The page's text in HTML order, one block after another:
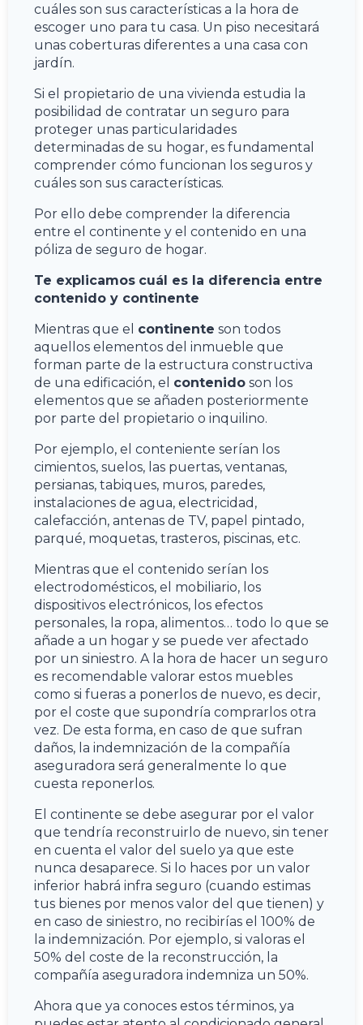
cuáles son sus características a la hora de
escoger uno para tu casa. Un piso necesitará
unas coberturas diferentes a una casa con
jardín.
Si el propietario de una vivienda estudia la
posibilidad de contratar un seguro para
proteger unas particularidades
determinadas de su hogar, es fundamental
comprender cómo funcionan los seguros y
cuáles son sus características.
Por ello debe comprender la diferencia
entre el continente y el contenido en una
póliza de seguro de hogar.
Te explicamos cuál es la diferencia entre
contenido y continente
Mientras que el continente son todos
aquellos elementos del inmueble que
forman parte de la estructura constructiva
de una edificación, el contenido son los
elementos que se añaden posteriormente
por parte del propietario o inquilino.
Por ejemplo, el conteniente serían los
cimientos, suelos, las puertas, ventanas,
persianas, tabiques, muros, paredes,
instalaciones de agua, electricidad,
calefacción, antenas de TV, papel pintado,
parqué, moquetas, trasteros, piscinas, etc.
Mientras que el contenido serían los
electrodomésticos, el mobiliario, los
dispositivos electrónicos, los efectos
personales, la ropa, alimentos… todo lo que se
añade a un hogar y se puede ver afectado
por un siniestro. A la hora de hacer un seguro
es recomendable valorar estos muebles
como si fueras a ponerlos de nuevo, es decir,
por el coste que supondría comprarlos otra
vez. De esta forma, en caso de que sufran
daños, la indemnización de la compañía
aseguradora será generalmente lo que
cuesta reponerlos.
El continente se debe asegurar por el valor
que tendría reconstruirlo de nuevo, sin tener
en cuenta el valor del suelo ya que este
nunca desaparece. Si lo haces por un valor
inferior habrá infra seguro (cuando estimas
tus bienes por menos valor del que tienen) y
en caso de siniestro, no recibirías el 100% de
la indemnización. Por ejemplo, si valoras el
50% del coste de la reconstrucción, la
compañía aseguradora indemniza un 50%.
Ahora que ya conoces estos términos, ya